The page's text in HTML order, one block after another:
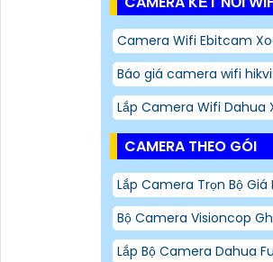
Camera Wifi Ebitcam
Báo giá camera wifi
Lắp Camera Wifi Dahua
CAMERA THEO GÓI
Lắp Camera Trọn Bộ Giá
Bộ Camera Visioncop
Lắp Bộ Camera Dahua